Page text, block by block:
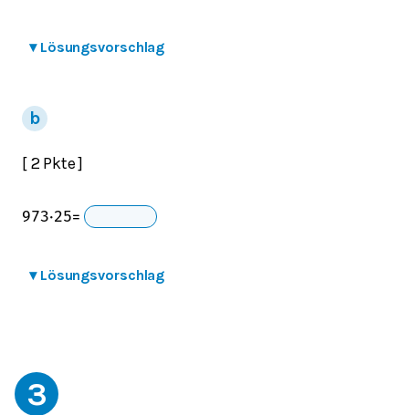
▾ Lösungsvorschlag
[ 2 Pkte ]
973⋅25=
▾ Lösungsvorschlag
3